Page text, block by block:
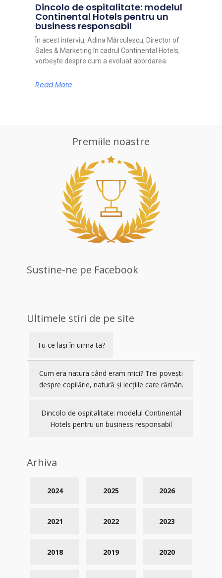
Dincolo de ospitalitate: modelul
Continental Hotels pentru un
business responsabil
În acest interviu, Adina Mărculescu, Director of
Sales & Marketing în cadrul Continental Hotels,
vorbește despre cum a evoluat abordarea
Read More
Premiile noastre
Sustine-ne pe Facebook
Ultimele stiri de pe site
Tu ce lași în urma ta?
Cum era natura când eram mici? Trei povești
despre copilărie, natură și lecțiile care rămân.
Dincolo de ospitalitate: modelul Continental
Hotels pentru un business responsabil
Arhiva
2026
2025
2024
2023
2022
2021
2020
2019
2018